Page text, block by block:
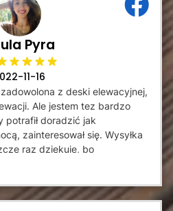
Pyra
11-16
z deski elewacyjnej,
Ale jestem tez bardzo
potrafił doradzić jak
zainteresował się. Wysyłka
raz dziękuje, bo
mam lamele